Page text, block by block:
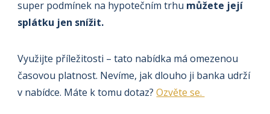
super podmínek na hypotečním trhu můžete její
splátku jen snížit.
Využijte příležitosti – tato nabídka má omezenou
časovou platnost. Nevíme, jak dlouho ji banka udrží
v nabídce. Máte k tomu dotaz?Ozvěte se.